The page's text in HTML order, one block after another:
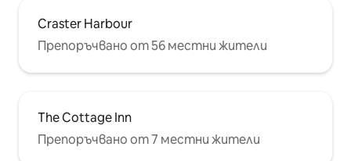
Craster Harbour
Препоръчвано от 56 местни жители
The Cottage Inn
Препоръчвано от 7 местни жители